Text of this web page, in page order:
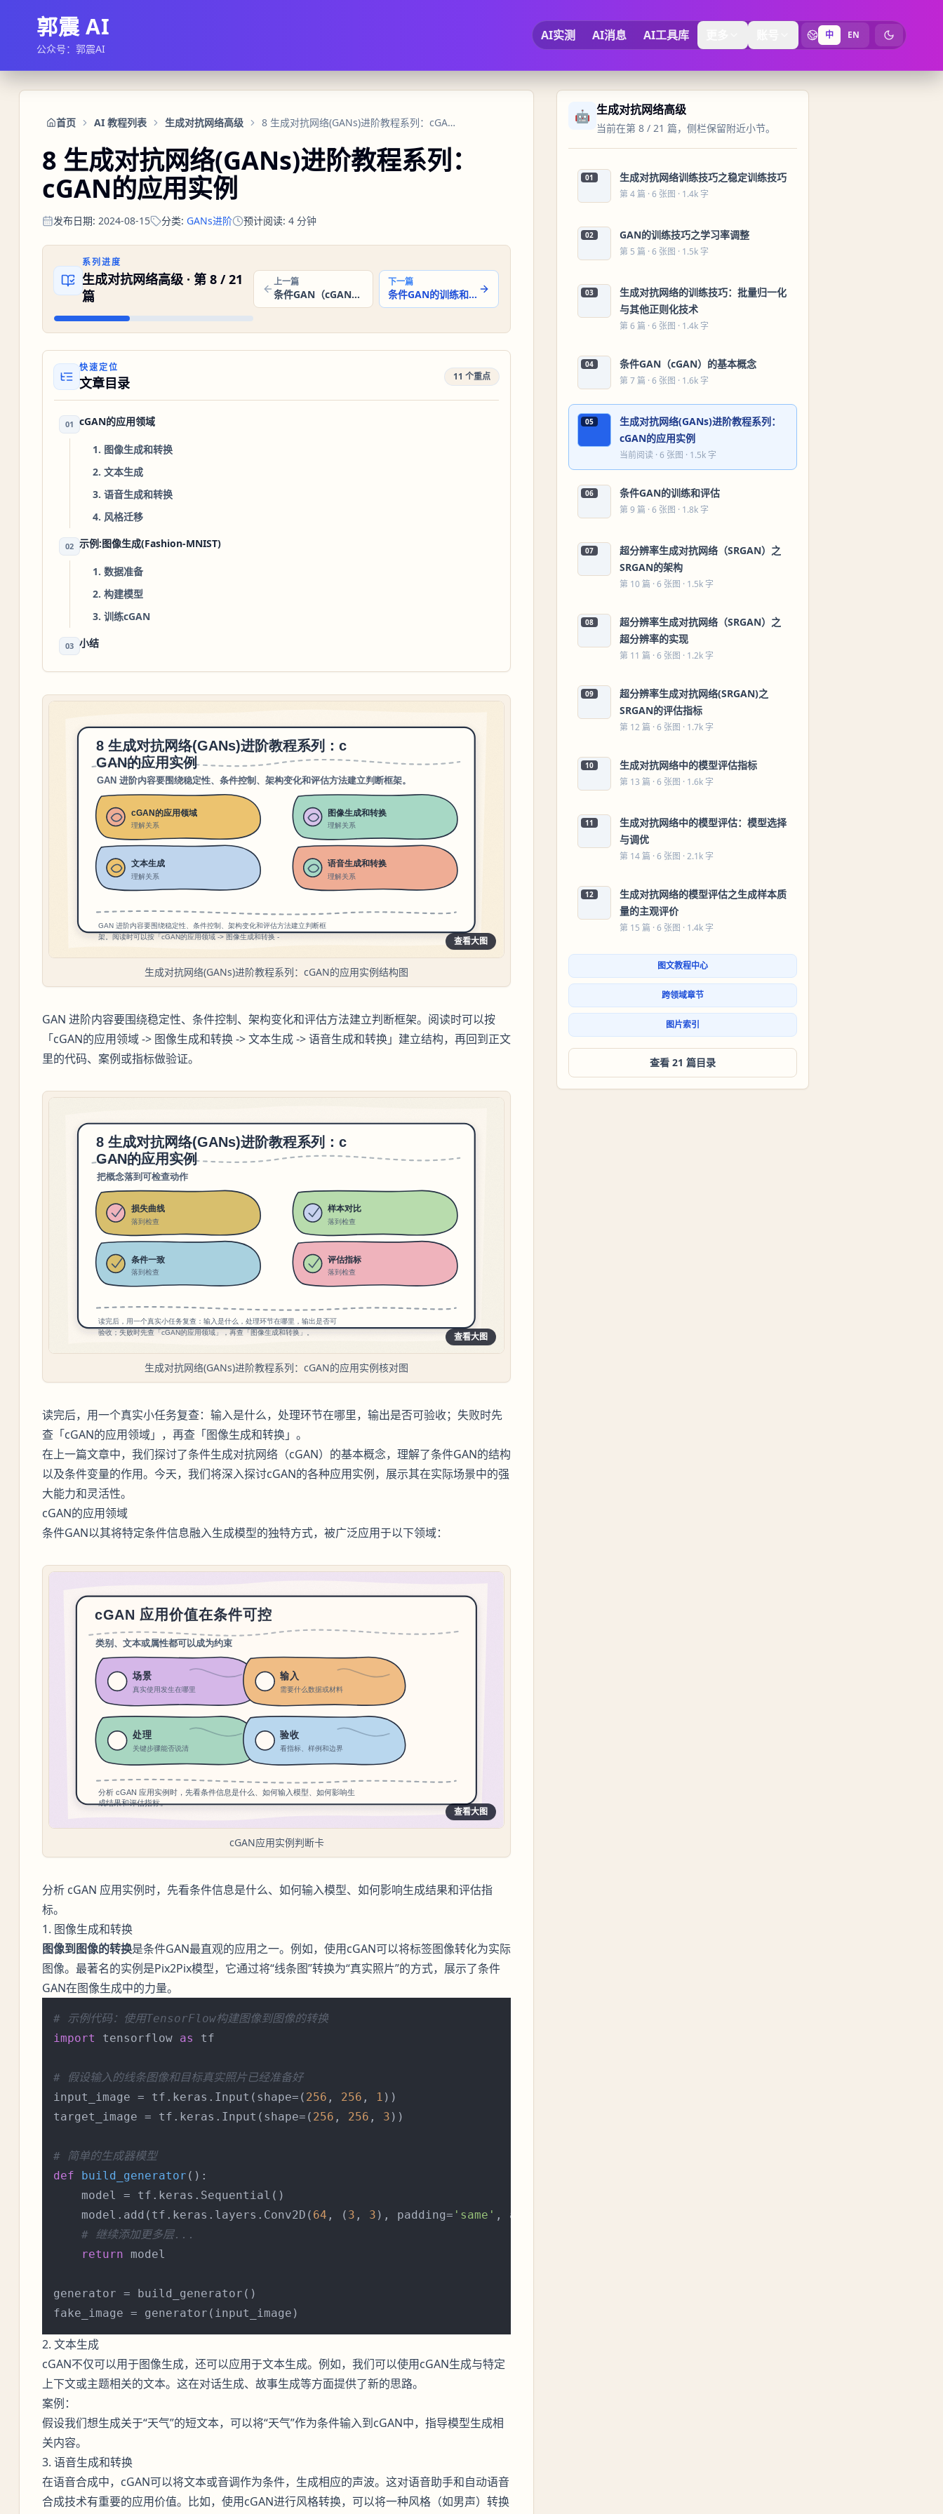
郭震 AI
公众号：郭震AI
AI实测 AI消息 AI工具库 中 EN 切换为暗黑
首页 AI 教程列表 生成对抗网络高级 8 生成对抗网络(GANs)进阶教程系列：cGAN的应用实例
8 生成对抗网络(GANs)进阶教程系列：
cGAN的应用实例
发布日期: 2024-08-15 分类: GANs进阶 预计阅读: 4 分钟
系列进度
生成对抗网络高级· 第 8/21
篇
上一篇
条件GAN（cGAN）的基本概念
下一篇
条件GAN的训练和评估
快速定位
文章目录 11 个重点
01 cGAN的应用领域
1. 图像生成和转换
2. 文本生成
3. 语音生成和转换
4. 风格迁移
02 示例:图像生成(Fashion-MNIST)
1. 数据准备
2. 构建模型
3. 训练cGAN
03 小结
查看大图
生成对抗网络(GANs)进阶教程系列：cGAN的应用实例结构图
GAN 进阶内容要围绕稳定性、条件控制、架构变化和评估方法建立判断框架。阅读时可以按
「cGAN的应用领域 -> 图像生成和转换 -> 文本生成 -> 语音生成和转换」建立结构，再回到正文
里的代码、案例或指标做验证。
查看大图
生成对抗网络(GANs)进阶教程系列：cGAN的应用实例核对图
读完后，用一个真实小任务复查：输入是什么，处理环节在哪里，输出是否可验收；失败时先
查「cGAN的应用领域」，再查「图像生成和转换」。
在上一篇文章中，我们探讨了条件生成对抗网络（cGAN）的基本概念，理解了条件GAN的结构
以及条件变量的作用。今天，我们将深入探讨cGAN的各种应用实例，展示其在实际场景中的强
大能力和灵活性。
cGAN的应用领域
条件GAN以其将特定条件信息融入生成模型的独特方式，被广泛应用于以下领域：
查看大图
cGAN应用实例判断卡
分析 cGAN 应用实例时，先看条件信息是什么、如何输入模型、如何影响生成结果和评估指
标。
1. 图像生成和转换
图像到图像的转换是条件GAN最直观的应用之一。例如，使用cGAN可以将标签图像转化为实际
图像。最著名的实例是Pix2Pix模型，它通过将“线条图”转换为“真实照片”的方式，展示了条件
GAN在图像生成中的力量。
# 示例代码：使用TensorFlow构建图像到图像的转换
import tensorflow as tf
# 假设输入的线条图像和目标真实照片已经准备好
input_image = tf.keras.Input(shape=( 256 , 256 , 1 ))
target_image = tf.keras.Input(shape=( 256 , 256 , 3 ))
# 简单的生成器模型
def
build_generator ():
    model = tf.keras.Sequential()
    model.add(tf.keras.layers.Conv2D(
64 , ( 3 , 3 ), padding= 'same' , activation=
# 继续添加更多层...
return model
generator = build_generator()
2. 文本生成
cGAN不仅可以用于图像生成，还可以应用于文本生成。例如，我们可以使用cGAN生成与特定
上下文或主题相关的文本。这在对话生成、故事生成等方面提供了新的思路。
案例：
假设我们想生成关于“天气”的短文本，可以将“天气”作为条件输入到cGAN中，指导模型生成相
关内容。
3. 语音生成和转换
在语音合成中，cGAN可以将文本或音调作为条件，生成相应的声波。这对语音助手和自动语音
合成技术有重要的应用价值。比如，使用cGAN进行风格转换，可以将一种风格（如男声）转换
🤖 生成对抗网络高级
当前在第 8 / 21 篇，侧栏保留附近小节。
01 生成对抗网络训练技巧之稳定训练技巧
第 4 篇 · 6 张图 · 1.4k 字
02 GAN的训练技巧之学习率调整
第 5 篇 · 6 张图 · 1.5k 字
03
生成对抗网络的训练技巧：批量归一化
与其他正则化技术
第 6 篇 · 6 张图 · 1.4k 字
04 条件GAN（cGAN）的基本概念
第 7 篇 · 6 张图 · 1.6k 字
05
生成对抗网络(GANs)进阶教程系列：
cGAN的应用实例
当前阅读 · 6 张图 · 1.5k 字
06 条件GAN的训练和评估
第 9 篇 · 6 张图 · 1.8k 字
07
超分辨率生成对抗网络（SRGAN）之
SRGAN的架构
第 10 篇 · 6 张图 · 1.5k 字
08
超分辨率生成对抗网络（SRGAN）之
超分辨率的实现
第 11 篇 · 6 张图 · 1.2k 字
09
超分辨率生成对抗网络(SRGAN)之
SRGAN的评估指标
第 12 篇 · 6 张图 · 1.7k 字
10 生成对抗网络中的模型评估指标
第 13 篇 · 6 张图 · 1.6k 字
11
生成对抗网络中的模型评估：模型选择
与调优
第 14 篇 · 6 张图 · 2.1k 字
12
生成对抗网络的模型评估之生成样本质
量的主观评价
第 15 篇 · 6 张图 · 1.4k 字
图文教程中心
跨领域章节
图片索引
查看 21 篇目录